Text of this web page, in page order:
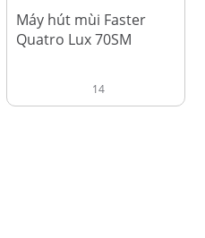
9.700.000
Máy hút mùi Faster
Quatro Lux 70SM
14